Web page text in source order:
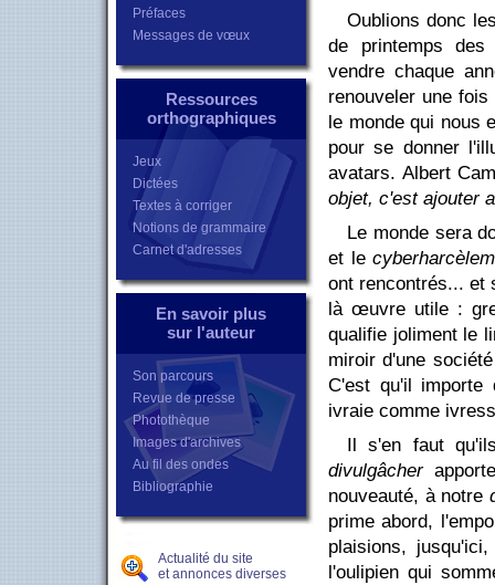
Préfaces
Messages de vœux
Ressources
orthographiques
Jeux
Dictées
Textes à corriger
Notions de grammaire
Carnet d'adresses
En savoir plus
sur l'auteur
Son parcours
Revue de presse
Photothèque
Images d'archives
Au fil des ondes
Bibliographie
Actualité du site
et annonces diverses
Oublions donc
de printemps des
vendre chaque
renouveler une
le monde qui nous
pour se donner
avatars. Albert
objet, c'est ajouter
Le monde sera
et le
ont rencontrés... et
là œuvre utile :
qualifie joliment le
miroir d'une
C'est qu'il importe
ivraie comme
Il s'en faut
divulgâcher
nouveauté, à notre
prime abord,
plaisions,
l'oulipien qui